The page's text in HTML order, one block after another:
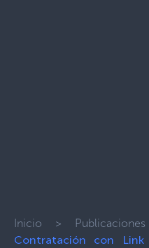
Inicio > Publicaciones
Contratación con Link